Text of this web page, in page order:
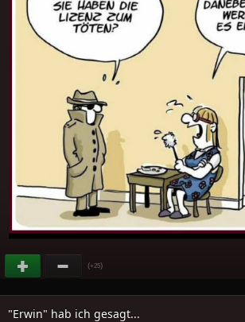
(+25)
"Erwin" hab ich gesagt...